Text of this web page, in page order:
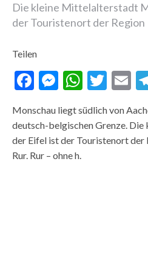
Die kleine Mittelalterstadt
der Touristenort der Region
Teilen
Facebook
Monschau liegt südlich von
deutsch-belgischen Grenze.
der Eifel ist der Touristenort
Rur. Rur – ohne h.